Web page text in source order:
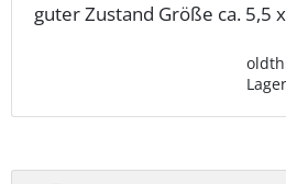
guter Zustand Größe ca. 5,5